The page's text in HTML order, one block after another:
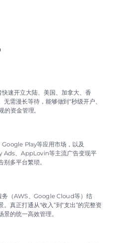
速开立大陆、美国、加拿大、香
需漫长等待，能够做到“秒级开户、
的资金管理。
Play等应用市场，以及
、AppLovin等主流广告变现平
多平台繁琐。
务（AWS、Google Cloud等）结
真正打通从“收入”到“支出”的完整资
的统一高效管理。